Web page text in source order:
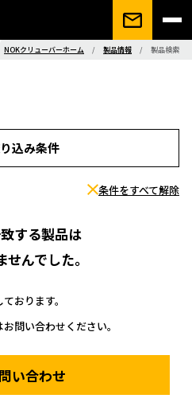
NOKクリューバーホーム / 製品情報 / 製品検索
込み条件
条件をすべて解除
する製品は
んでした。
おります。
問い合わせください。
い合わせ